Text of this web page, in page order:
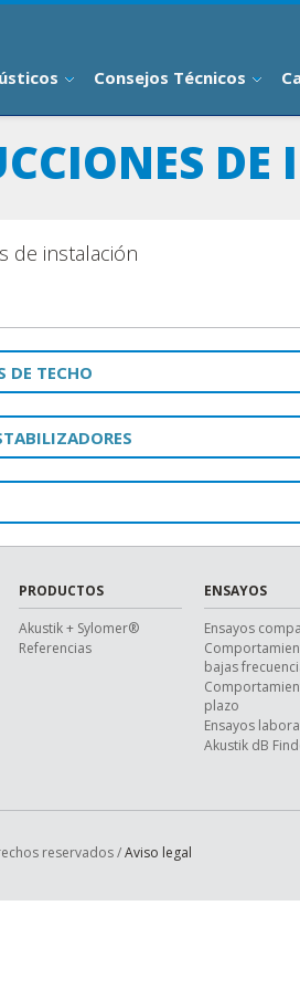
Consejos Técnicos
de instalación
DE TECHO
PRODUCTOS
Akustik + Sylomer®
Referencias
ENSAYOS
Ensayos
bajas
plazo
Ensayos
Akustik dB
reservados /Aviso legal